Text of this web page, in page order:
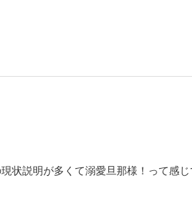
状説明が多くて溺愛旦那様！って感